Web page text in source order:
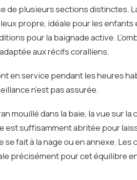
de plusieurs sections distinctes.
propre, idéale pour les enfants
pour la baignade active.
aux récifs coralliens.
en service pendant les heures
n’est pas assurée.
mouillé dans la baie, la vue sur
est suffisamment abritée pour
se fait à la nage ou en annexe. Les
précisément pour cet équilibre